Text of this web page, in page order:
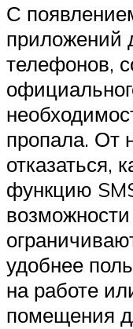
С
приложений
телефонов,
пропала. От
отказаться,
функцию
удобнее
на работе
помещения